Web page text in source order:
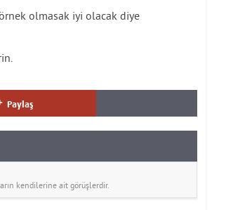
olmasak iyi olacak diye
Paylaş
kendilerine ait görüşlerdir.